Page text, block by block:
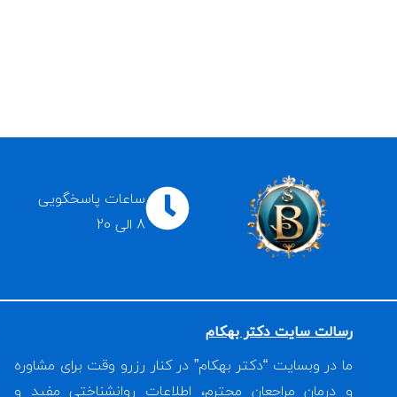
ساعات پاسخگویی
8 الی 20
رسالت سایت دکتر بهکام
ما در وبسایت “دکتر بهکام” در کنار رزرو وقت برای مشاوره
و درمان مراجعان محترم، اطلاعات روانشناختی مفید و